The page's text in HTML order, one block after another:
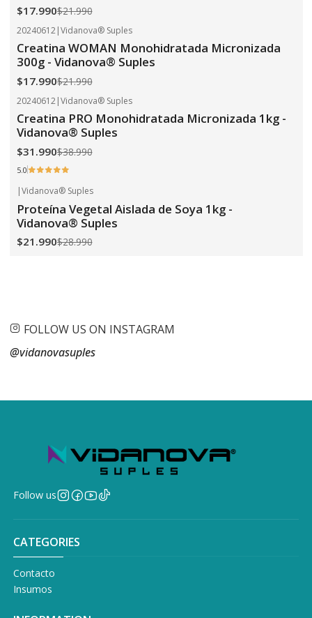
$17.990$21.990
-18% OFF
20240612|Vidanova® Suples
Creatina WOMAN Monohidratada Micronizada
300g - Vidanova® Suples
$17.990$21.990
-18% OFF
20240612|Vidanova® Suples
Creatina PRO Monohidratada Micronizada 1kg -
Vidanova® Suples
$31.990$38.990
5.0
-24% OFF
|Vidanova® Suples
Proteína Vegetal Aislada de Soya 1kg -
Vidanova® Suples
$21.990$28.990
FOLLOW US ON INSTAGRAM
@vidanovasuples
Follow us
CATEGORIES
Contacto
Insumos